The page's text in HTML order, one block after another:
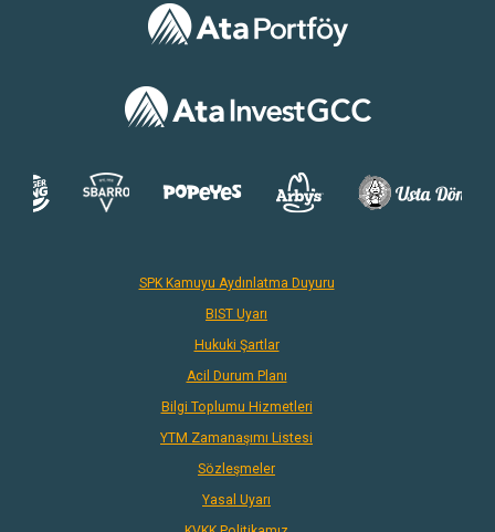
SPK Kamuyu Aydınlatma Duyuru
BIST Uyarı
Hukuki Şartlar
Acil Durum Planı
Bilgi Toplumu Hizmetleri
YTM Zamanaşımı Listesi
Sözleşmeler
Yasal Uyarı